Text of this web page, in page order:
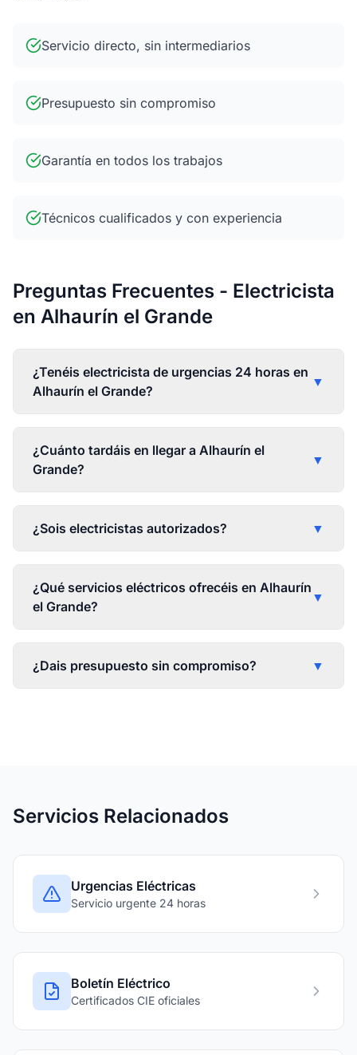
Servicio directo, sin intermediarios
Presupuesto sin compromiso
Garantía en todos los trabajos
Técnicos cualificados y con experiencia
Preguntas Frecuentes - Electricista
en Alhaurín el Grande
¿Tenéis electricista de urgencias 24 horas en
Alhaurín el Grande?
▼
¿Cuánto tardáis en llegar a Alhaurín el
Grande?
▼
¿Sois electricistas autorizados? ▼
¿Qué servicios eléctricos ofrecéis en Alhaurín
el Grande?
▼
¿Dais presupuesto sin compromiso? ▼
Servicios Relacionados
Urgencias Eléctricas
Servicio urgente 24 horas
Boletín Eléctrico
Certificados CIE oficiales